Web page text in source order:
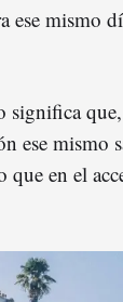
ese mismo
significa
ese mismo
que en el